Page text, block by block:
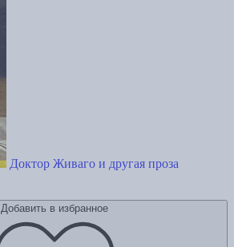
Доктор Живаго и другая проза
Добавить в избранное